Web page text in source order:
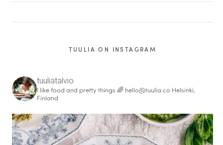
TUULIA ON INSTAGRAM
tuuliatalvio
I like food and pretty things 🌈 hello@tuulia.co Helsinki,
Finland